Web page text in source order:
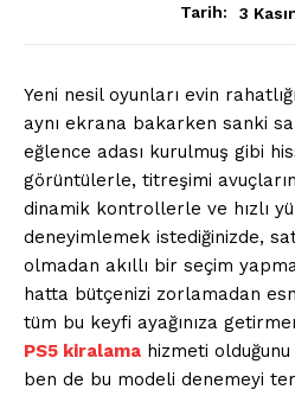
Tarih:
3
Yeni nesil oyunları evin
aynı ekrana bakarken sanki
eğlence adası kurulmuş gibi
görüntülerle, titreşimi
dinamik kontrollerle ve hızlı
deneyimlemek istediğinizde,
olmadan akıllı bir seçim
hatta bütçenizi zorlamadan
tüm bu keyfi ayağınıza
PS5 kiralama hizmeti
ben de bu modeli denemeyi